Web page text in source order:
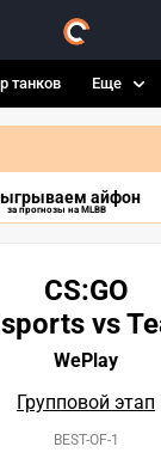
танков Еще
айфон
за прогнозы на MLBB
CS:GO
vs
WePlay
Групповой этап
BEST-OF-1